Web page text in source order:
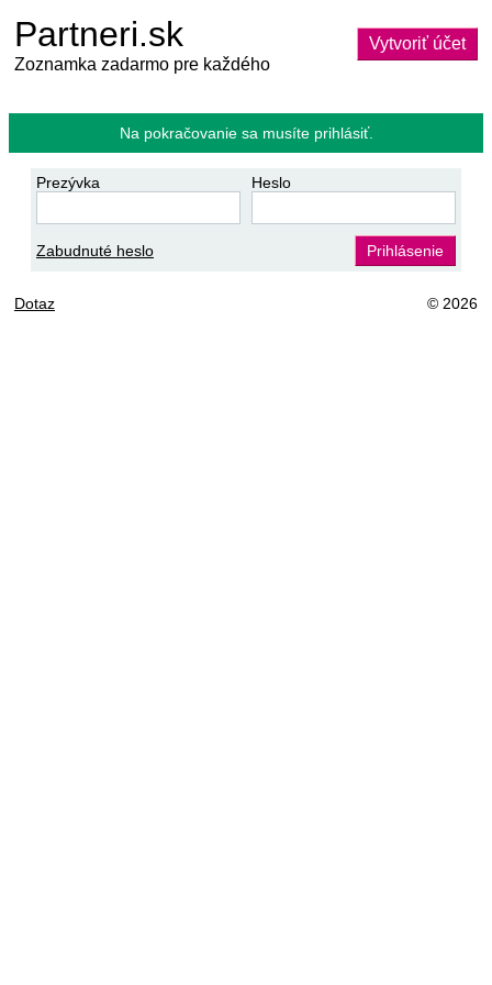
Partneri.sk
Zoznamka zadarmo pre každého
Vytvoriť účet
Na pokračovanie sa musíte prihlásiť.
Prezývka Heslo
Zabudnuté heslo Prihlásenie
Dotaz © 2026